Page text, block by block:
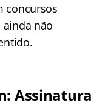
concursos
não
Assinatura